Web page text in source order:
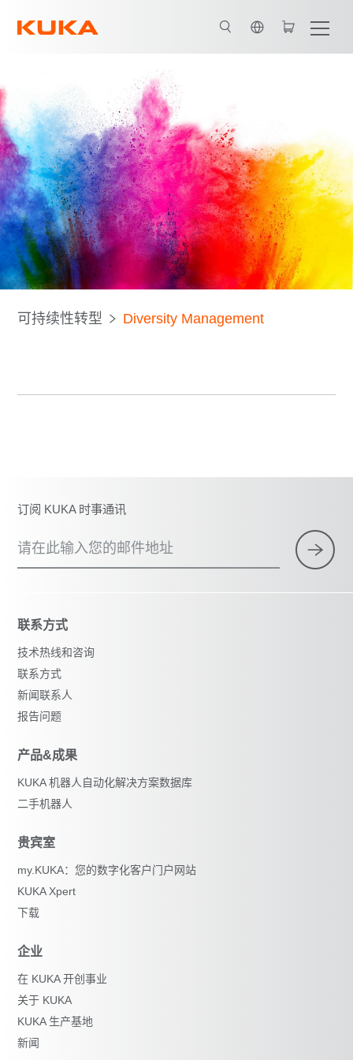
可持续性转型 Diversity Management
订阅 KUKA 时事通讯
请在此输入您的邮件地址
联系方式
技术热线和咨询
联系方式
新闻联系人
报告问题
产品&成果
KUKA 机器人自动化解决方案数据库
二手机器人
贵宾室
my.KUKA：您的数字化客户门户网站
KUKA Xpert
下载
企业
在 KUKA 开创事业
关于 KUKA
KUKA 生产基地
新闻